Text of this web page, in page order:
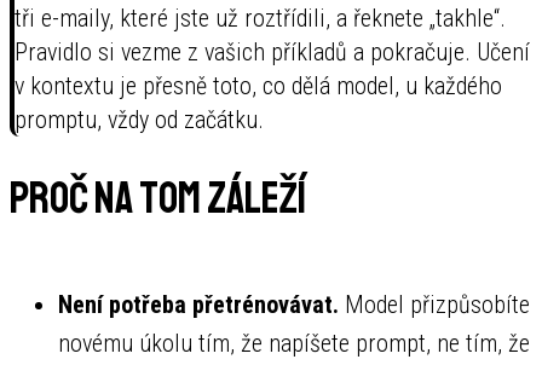
tři e-maily, které jste už roztřídili, a řeknete „takhle“.
Pravidlo si vezme z vašich příkladů a pokračuje. Učení
v kontextu je přesně toto, co dělá model, u každého
promptu, vždy od začátku.
Proč na tom záleží
Není potřeba přetrénovávat. Model přizpůsobíte
novému úkolu tím, že napíšete prompt, ne tím, že